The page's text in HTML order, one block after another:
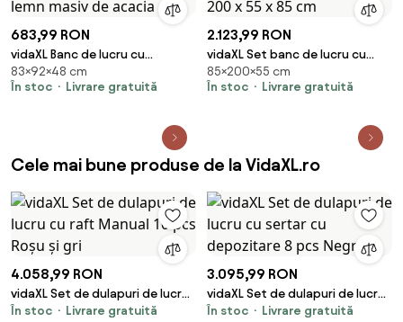
683,99 RON
vidaXL Banc de lucru cu
menghine, 92x48x83 cm, lemn
masiv de acacia
83×92×48 cm
În stoc
Livrare gratuită
2.123,99 RON
vidaXL Set banc de lucru cu
sertar 2 pcs Roșu și gri 200 x 55
x 85 cm
85×200×55 cm
În stoc
Livrare gratuită
Cele mai bune produse de la VidaXL.ro
4.058,99 RON
vidaXL Set de dulapuri de lucru
cu raft Manual 10 pcs Roșu și gri
În stoc Livrare gratuită
3.095,99 RON
vidaXL Set de dulapuri de lucru
cu sertar cu depozitare 8 pcs
În stoc Livrare gratuită